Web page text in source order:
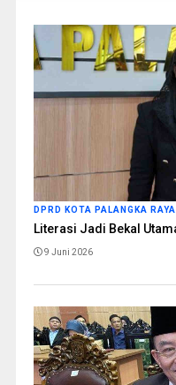
DPRD KOTA PALANGKA RAYA
Literasi Jadi Bekal
9 Juni 2026